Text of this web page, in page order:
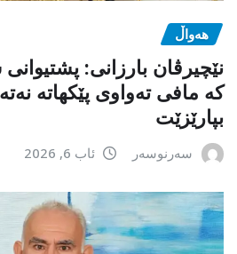
هەواڵ
نێچیرڤان بارزانی:
کە مافی تەواوی پێکهاتە
بپارێزێت
سەرنوسەر ئاب 6, 2026